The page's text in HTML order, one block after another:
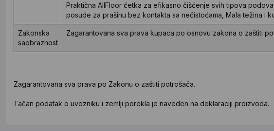
Praktična AllFloor četka za efikasno čišćenje svih tipova
posude za prašinu bez kontakta sa nečistoćama, Mala težina i
Zakonska
saobraznost
Zagarantovana sva prava kupaca po osnovu zakona o zaštiti
Zagarantovana sva prava po Zakonu o zaštiti potrošača.
Tačan podatak o uvozniku i zemlji porekla je naveden na deklaraciji proizvoda.